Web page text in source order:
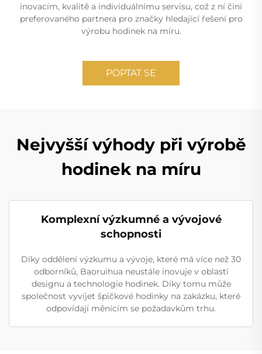
inovacím, kvalitě a individuálnímu servisu, což z ní činí
preferovaného partnera pro značky hledající řešení pro
výrobu hodinek na míru.
POPTAT SE
Nejvyšší výhody při výrobě
hodinek na míru
Komplexní výzkumné a vývojové
schopnosti
Díky oddělení výzkumu a vývoje, které má více než 30
odborníků, Baoruihua neustále inovuje v oblasti
designu a technologie hodinek. Díky tomu může
společnost vyvíjet špičkové hodinky na zakázku, které
odpovídají měnícím se požadavkům trhu.